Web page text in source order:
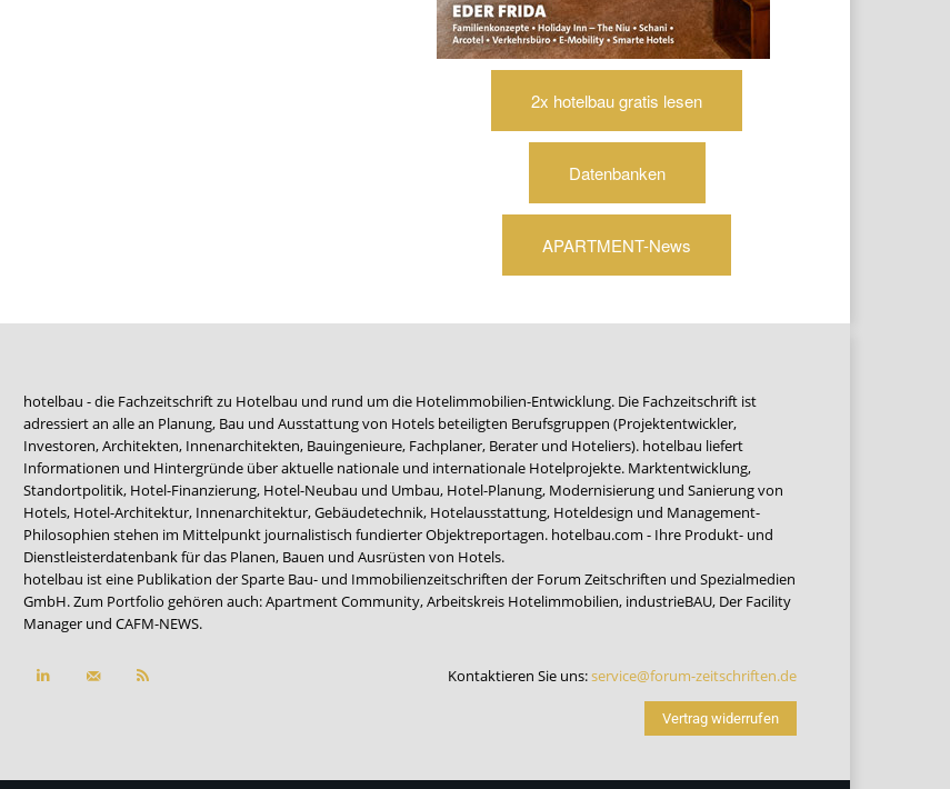
2x hotelbau gratis lesen
Datenbanken
APARTMENT-News
hotelbau - die Fachzeitschrift zu Hotelbau und rund um die Hotelimmobilien-Entwicklung. Die Fachzeitschrift ist
adressiert an alle an Planung, Bau und Ausstattung von Hotels beteiligten Berufsgruppen (Projektentwickler,
Investoren, Architekten, Innenarchitekten, Bauingenieure, Fachplaner, Berater und Hoteliers). hotelbau liefert
Informationen und Hintergründe über aktuelle nationale und internationale Hotelprojekte. Marktentwicklung,
Standortpolitik, Hotel-Finanzierung, Hotel-Neubau und Umbau, Hotel-Planung, Modernisierung und Sanierung von
Hotels, Hotel-Architektur, Innenarchitektur, Gebäudetechnik, Hotelausstattung, Hoteldesign und Management-
Philosophien stehen im Mittelpunkt journalistisch fundierter Objektreportagen. hotelbau.com - Ihre Produkt- und
Dienstleisterdatenbank für das Planen, Bauen und Ausrüsten von Hotels.
hotelbau ist eine Publikation der Sparte Bau- und Immobilienzeitschriften der Forum Zeitschriften und Spezialmedien
GmbH. Zum Portfolio gehören auch:Apartment Community,Arbeitskreis Hotelimmobilien, industrieBAU, Der Facility
Manager und CAFM-NEWS.
Kontaktieren Sie uns:service@forum-zeitschriften.de
Vertrag widerrufen